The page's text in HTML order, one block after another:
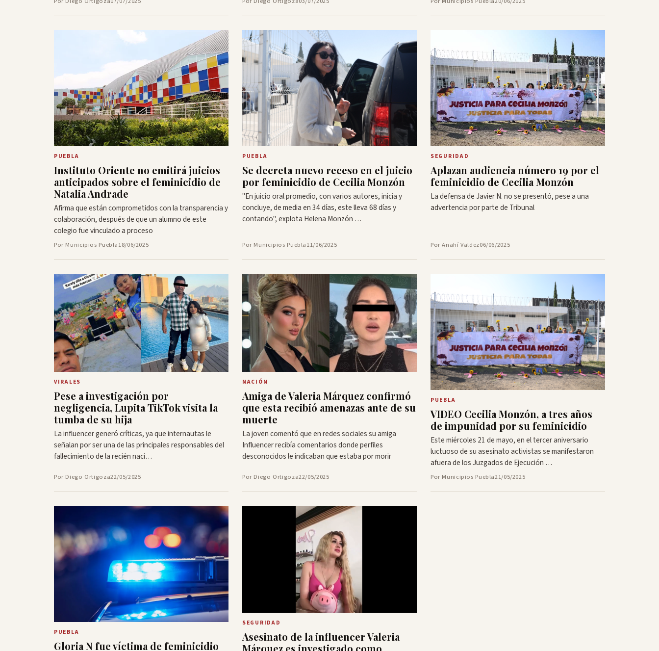
PUEBLA
Instituto Oriente no emitirá juicios
anticipados sobre el feminicidio de
Natalia Andrade
Afirma que están comprometidos con la transparencia y
colaboración, después de que un alumno de este
colegio fue vinculado a proceso
Por Municipios Puebla18/06/2025
PUEBLA
Se decreta nuevo receso en el juicio
por feminicidio de Cecilia Monzón
"En juicio oral promedio, con varios autores, inicia y
concluye, de media en 34 días, este lleva 68 días y
contando", explota Helena Monzón …
Por Municipios Puebla11/06/2025
SEGURIDAD
Aplazan audiencia número 19 por el
feminicidio de Cecilia Monzón
La defensa de Javier N. no se presentó, pese a una
advertencia por parte de Tribunal
Por Anahí Valdez06/06/2025
VIRALES
Pese a investigación por
negligencia, Lupita TikTok visita la
tumba de su hija
La influencer generó críticas, ya que internautas le
señalan por ser una de las principales responsables del
fallecimiento de la recién naci…
Por Diego Ortigoza22/05/2025
NACIÓN
Amiga de Valeria Márquez confirmó
que esta recibió amenazas ante de su
muerte
La joven comentó que en redes sociales su amiga
Influencer recibía comentarios donde perfiles
desconocidos le indicaban que estaba por morir
Por Diego Ortigoza22/05/2025
PUEBLA
VIDEO Cecilia Monzón, a tres años
de impunidad por su feminicidio
Este miércoles 21 de mayo, en el tercer aniversario
luctuoso de su asesinato activistas se manifestaron
afuera de los Juzgados de Ejecución …
Por Municipios Puebla21/05/2025
PUEBLA
Gloria N fue víctima de feminicidio
SEGURIDAD
Asesinato de la influencer Valeria
Márquez es investigado como